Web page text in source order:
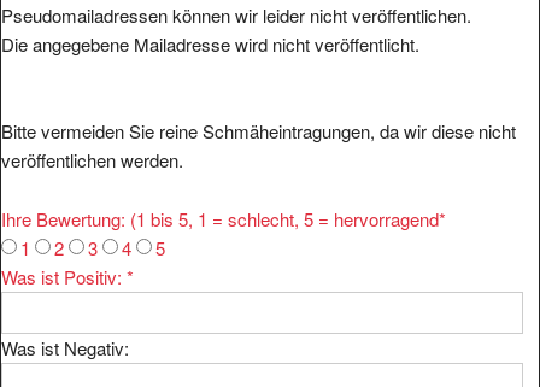
Pseudomailadressen können wir leider nicht veröffentlichen.
Die angegebene Mailadresse wird nicht veröffentlicht.
Bitte vermeiden Sie reine Schmäheintragungen, da wir diese nicht
veröffentlichen werden.
Ihre Bewertung: (1 bis 5, 1 = schlecht, 5 = hervorragend*
1
2 3 4
5
Was ist Positiv: *
Was ist Negativ: